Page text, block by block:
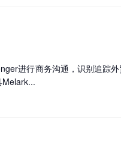
进行商务沟通，识别追踪